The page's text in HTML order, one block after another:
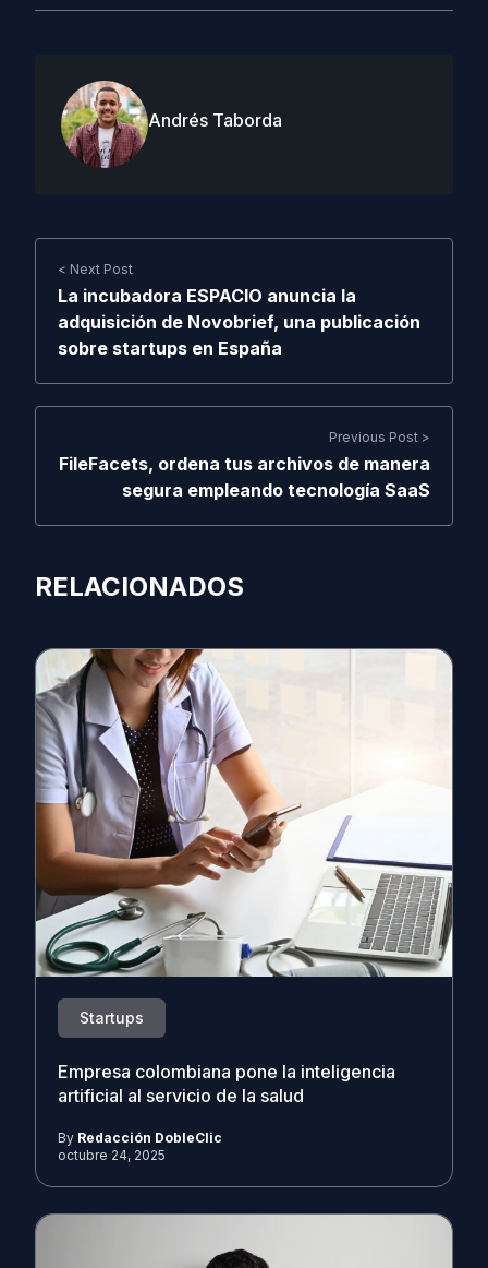
Andrés Taborda
< Next Post
La incubadora ESPACIO anuncia la
adquisición de Novobrief, una publicación
sobre startups en España
Previous Post >
FileFacets, ordena tus archivos de manera
segura empleando tecnología SaaS
RELACIONADOS
Startups
Empresa colombiana pone la inteligencia
artificial al servicio de la salud
By Redacción DobleClic
octubre 24, 2025